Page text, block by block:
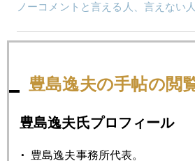
ノーコメントと言える人、言えない人
時半記）
日経マネー、金別冊、発行
豊島逸夫の手帖の閲
豊島逸夫氏プロフィール
豊島逸夫事務所代表。